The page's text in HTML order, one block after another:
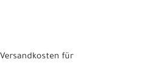
Versandkosten für